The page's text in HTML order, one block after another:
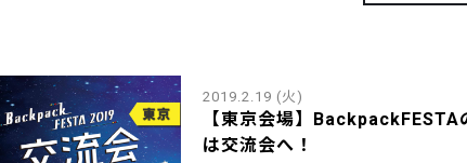
2019.2.19 (火)
【東京会場】BackpackFESTA
は交流会へ！